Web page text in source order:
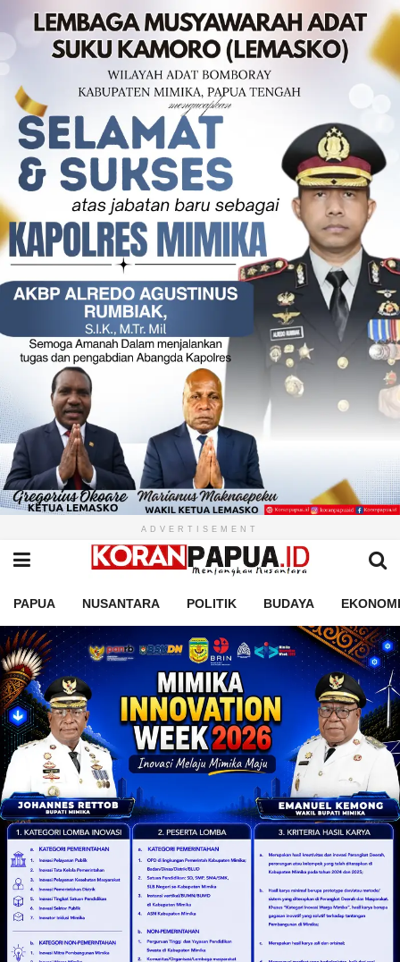
ADVERTISEMENT
PAPUA NUSANTARA POLITIK BUDAYA EKONOMI